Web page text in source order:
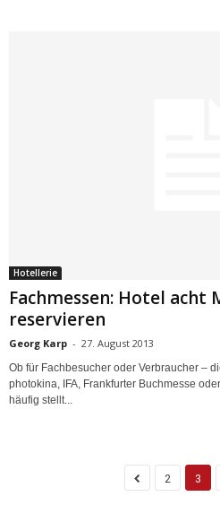
Hotellerie
Fachmessen: Hotel acht
reservieren
Georg Karp - 27. August 2013
Ob für Fachbesucher oder Verbraucher –
photokina, IFA, Frankfurter Buchmesse
häufig stellt...
2 3